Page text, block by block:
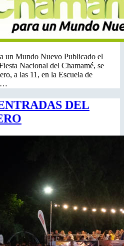
un Mundo Nuevo Publicado el
Nacional del Chamamé, se
a las 11, en la Escuela de
DEL